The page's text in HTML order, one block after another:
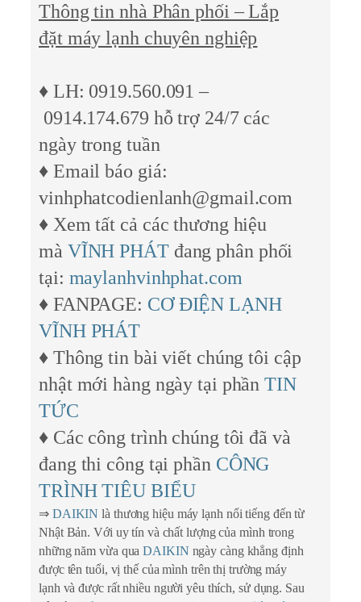
Thông tin nhà Phân phối – Lắp
đặt máy lạnh chuyên nghiệp
♦ LH: 0919.560.091 –
0914.174.679 hỗ trợ 24/7 các
ngày trong tuần
♦ Email báo giá:
vinhphatcodienlanh@gmail.com
♦ Xem tất cả các thương hiệu
mà VĨNH PHÁT đang phân phối
tại: maylanhvinhphat.com
♦ FANPAGE: CƠ ĐIỆN LẠNH
VĨNH PHÁT
♦ Thông tin bài viết chúng tôi cập
nhật mới hàng ngày tại phần TIN
TỨC
♦ Các công trình chúng tôi đã và
đang thi công tại phần CÔNG
TRÌNH TIÊU BIỂU
⇒ DAIKIN là thương hiệu máy lạnh nổi tiếng đến từ
Nhật Bản. Với uy tín và chất lượng của mình trong
những năm vừa qua DAIKIN ngày càng khẳng định
được tên tuổi, vị thế của mình trên thị trường máy
lạnh và được rất nhiều người yêu thích, sử dụng. Sau